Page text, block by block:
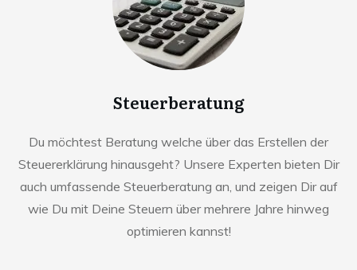
Steuerberatung
Du möchtest Beratung welche über das Erstellen der
Steuererklärung hinausgeht? Unsere Experten bieten Dir
auch umfassende Steuerberatung an, und zeigen Dir auf
wie Du mit Deine Steuern über mehrere Jahre hinweg
optimieren kannst!